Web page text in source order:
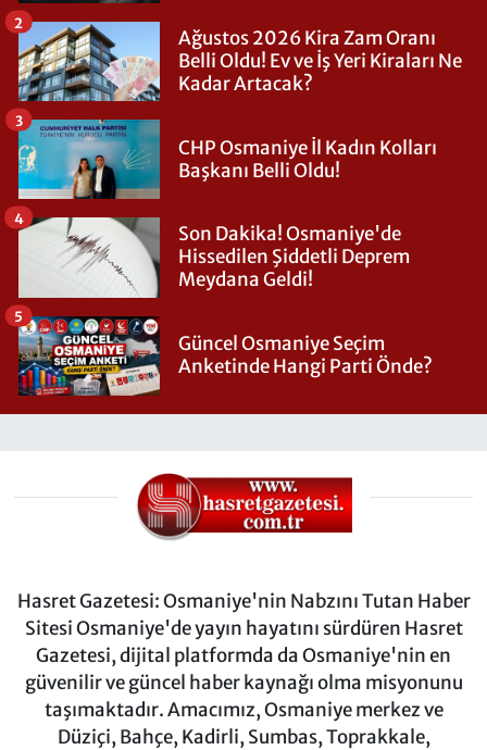
Ağustos 2026 Kira Zam Oranı
Belli Oldu! Ev ve İş Yeri Kiraları Ne
Kadar Artacak?
2
CHP Osmaniye İl Kadın Kolları
Başkanı Belli Oldu!
3
Son Dakika! Osmaniye'de
Hissedilen Şiddetli Deprem
Meydana Geldi!
4
Güncel Osmaniye Seçim
Anketinde Hangi Parti Önde?
5
Hasret Gazetesi: Osmaniye'nin Nabzını Tutan Haber
Sitesi Osmaniye'de yayın hayatını sürdüren Hasret
Gazetesi, dijital platformda da Osmaniye'nin en
güvenilir ve güncel haber kaynağı olma misyonunu
taşımaktadır. Amacımız, Osmaniye merkez ve
Düziçi, Bahçe, Kadirli, Sumbas, Toprakkale,